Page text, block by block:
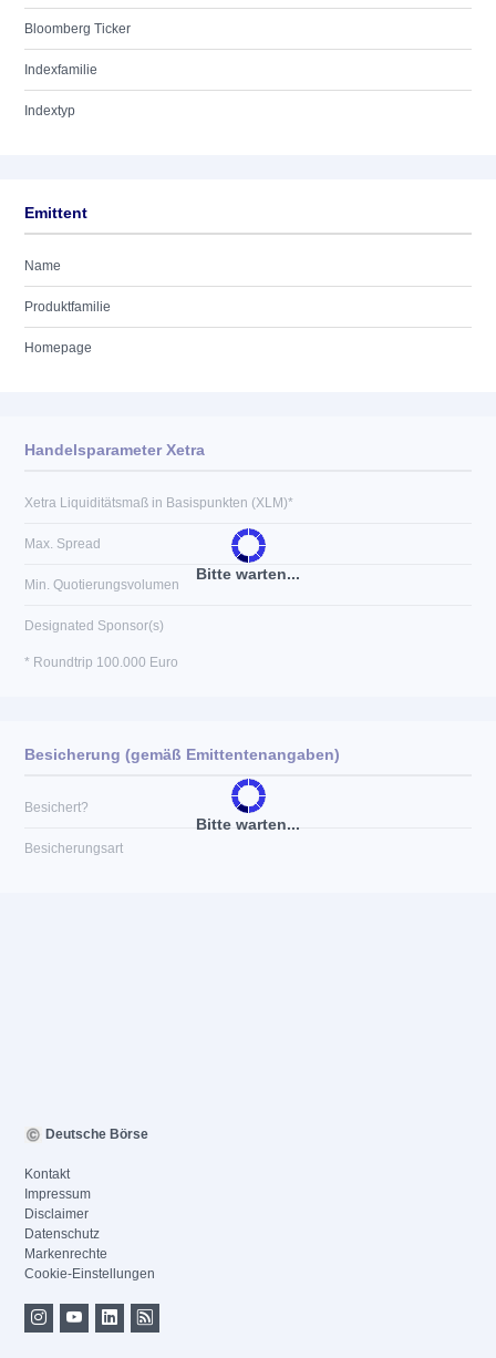
Bloomberg Ticker
Indexfamilie
Indextyp
Emittent
Name
Produktfamilie
Homepage
Bitte warten...
Handelsparameter Xetra
Xetra Liquiditätsmaß in Basispunkten (XLM)*
Max. Spread
Min. Quotierungsvolumen
Designated Sponsor(s)
* Roundtrip 100.000 Euro
Bitte warten...
Besicherung (gemäß Emittentenangaben)
Besichert?
Besicherungsart
Deutsche Börse
Kontakt
Impressum
Disclaimer
Datenschutz
Markenrechte
Cookie-Einstellungen